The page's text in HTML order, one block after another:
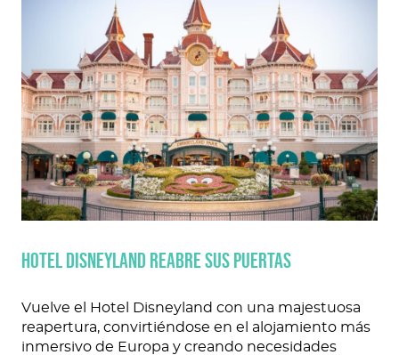
Hotel Disneyland reabre sus puertas
Vuelve el Hotel Disneyland con una majestuosa
reapertura, convirtiéndose en el alojamiento más
inmersivo de Europa y creando necesidades